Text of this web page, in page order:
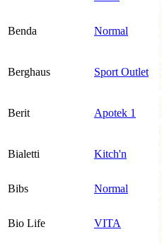
Benda Normal
Berghaus Sport Outlet
Berit Apotek 1
Bialetti Kitch'n
Bibs
Normal
Bio Life VITA